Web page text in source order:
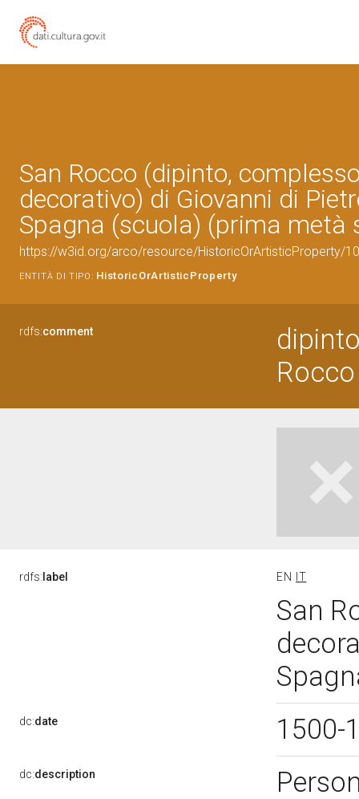
San Rocco (dipinto,
decorativo) di Giovanni di
Spagna (scuola) (prima metà
https://w3id.org/arco/resource/HistoricOrArtisticProperty/
ENTITÀ DI TIPO: HistoricOrArtisticProperty
rdfs:comment
Rocco
rdfs: label EN IT
San
dc:date 1500-
dc:description